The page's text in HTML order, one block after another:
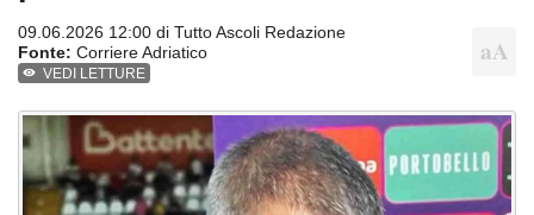
09.06.2026 12:00 di Tutto Ascoli Redazione
Fonte: Corriere Adriatico
VEDI LETTURE